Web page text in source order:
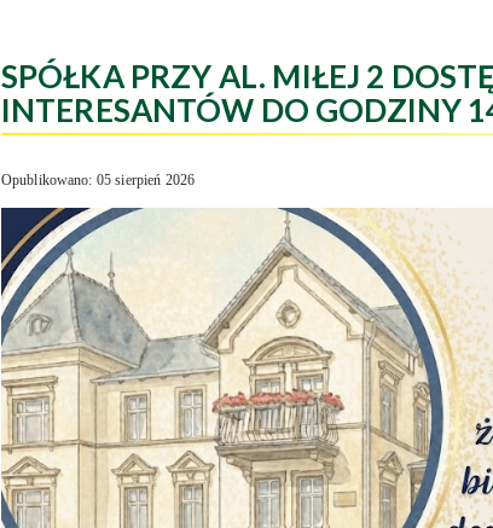
SPÓŁKA PRZY AL. MIŁEJ 2
INTERESANTÓW DO GODZINY
Opublikowano: 05 sierpień 2026